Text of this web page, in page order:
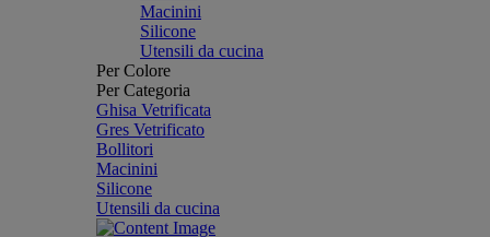
Macinini
Silicone
Utensili da cucina
Per Colore
Per Categoria
Ghisa Vetrificata
Gres Vetrificato
Bollitori
Macinini
Silicone
Utensili da cucina